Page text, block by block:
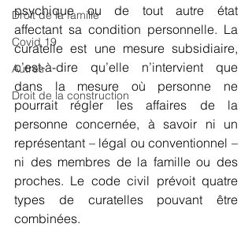
Droit de la famille
Covid 19
Autres
Droit de la construction
psychique ou de tout autre état
affectant sa condition personnelle. La
curatelle est une mesure subsidiaire,
c’est-à-dire qu’elle n’intervient que
dans la mesure où personne ne
pourrait régler les affaires de la
personne concernée, à savoir ni un
représentant – légal ou conventionnel –
ni des membres de la famille ou des
proches. Le code civil prévoit quatre
types de curatelles pouvant être
combinées.